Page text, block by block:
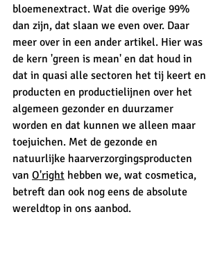
bloemenextract. Wat die overige 99%
dan zijn, dat slaan we even over. Daar
meer over in een ander artikel. Hier was
de kern 'green is mean' en dat houd in
dat in quasi alle sectoren het tij keert en
producten en productielijnen over het
algemeen gezonder en duurzamer
worden en dat kunnen we alleen maar
toejuichen. Met de gezonde en
natuurlijke haarverzorgingsproducten
van O'right hebben we, wat cosmetica,
betreft dan ook nog eens de absolute
wereldtop in ons aanbod.